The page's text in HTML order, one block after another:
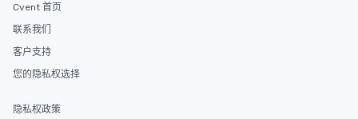
Cvent 首页
联系我们
客户支持
您的隐私权选择
隐私权政策